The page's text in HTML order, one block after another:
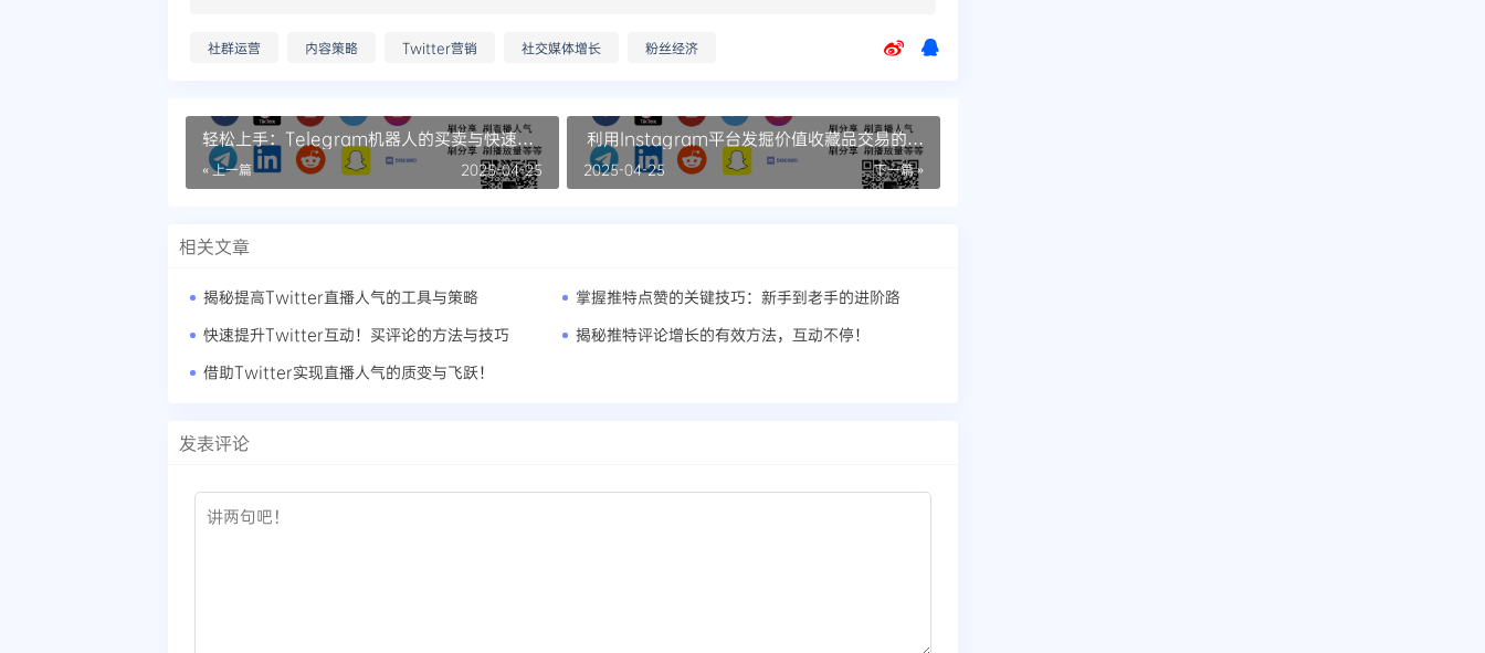
社群运营 内容策略 Twitter营销 社交媒体增长 粉丝经济
轻松上手：Telegram机器人的买卖与快速启
动教程
« 上一篇 2025-04-25
利用Instagram平台发掘价值收藏品交易的顶
尖策略
下一篇 »
2025-04-25
相关文章
揭秘提高Twitter直播人气的工具与策略
掌握推特点赞的关键技巧：新手到老手的进阶路
快速提升Twitter互动！买评论的方法与技巧
揭秘推特评论增长的有效方法，互动不停！
借助Twitter实现直播人气的质变与飞跃！
发表评论